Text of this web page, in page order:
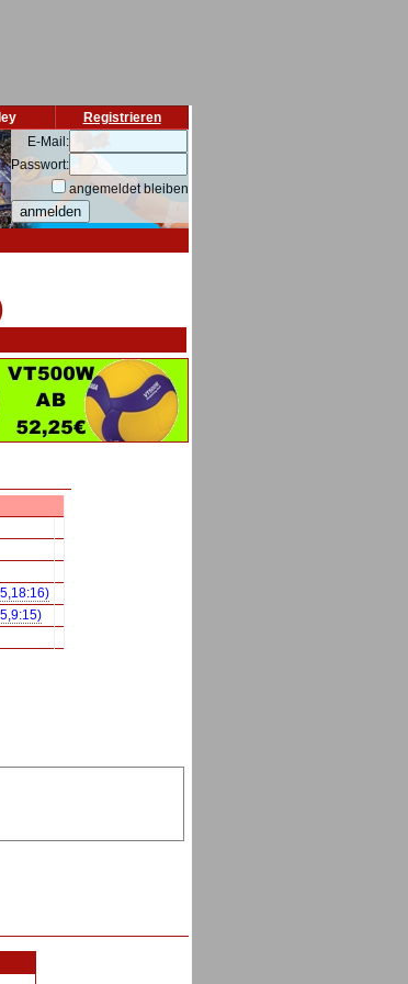
Registrieren
E-Mail:
Passwort:
angemeldet bleiben